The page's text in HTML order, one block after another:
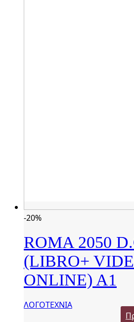
-20%
ROMA 2050
(LIBRO+
ONLINE) A1
ΛΟΓΟΤΕΧΝΙΑ